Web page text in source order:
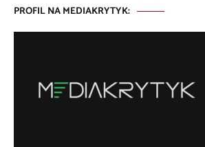
PROFIL NA MEDIAKRYTYK: